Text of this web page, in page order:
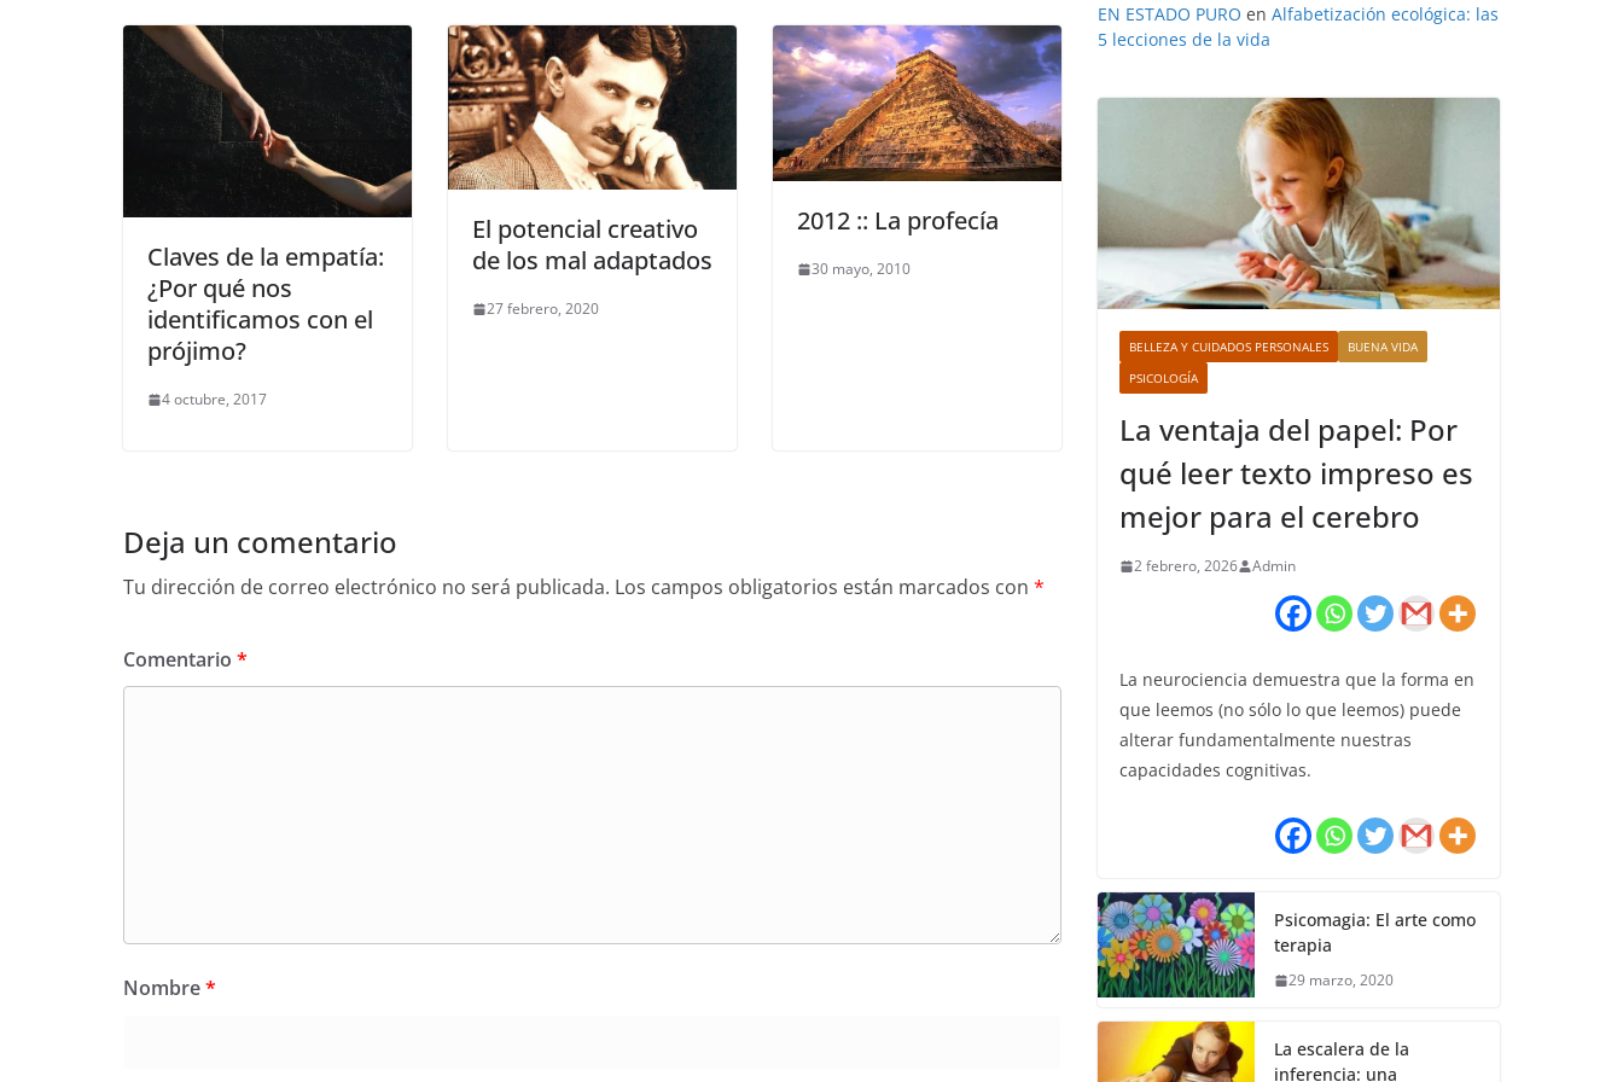
Claves de la empatía:
¿Por qué nos
identificamos con el
prójimo?
4 octubre, 2017
El potencial creativo
de los mal adaptados
27 febrero, 2020
2012 :: La profecía
30 mayo, 2010
Deja un comentario
Tu dirección de correo electrónico no será publicada. Los campos obligatorios están marcados con *
Comentario *
Nombre*
EN ESTADO PURO en Alfabetización ecológica: las
5 lecciones de la vida
BELLEZA Y CUIDADOS PERSONALES
BUENA VIDA
PSICOLOGÍA
La ventaja del papel: Por
qué leer texto impreso es
mejor para el cerebro
2 febrero, 2026 Admin
La neurociencia demuestra que la forma en
que leemos (no sólo lo que leemos) puede
alterar fundamentalmente nuestras
capacidades cognitivas.
Psicomagia: El arte como
terapia
29 marzo, 2020
La escalera de la
inferencia: una